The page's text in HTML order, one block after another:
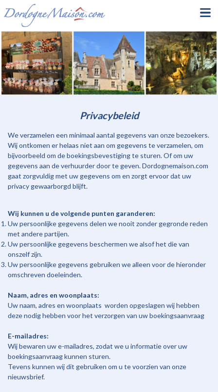
Privacybeleid
We verzamelen een minimaal aantal gegevens van onze bezoekers.
Wij ontkomen er helaas niet aan om gegevens te verzamelen, om
bijvoorbeeld om de boekingsbevestiging te sturen. Of om uw
gegevens aan de verhuurder door te geven. Dordognemaison.com
gaat zorgvuldig met uw gegevens om en zorgt ervoor dat uw
privacy gewaarborgd blijft.
Wij kunnen u de volgende punten garanderen:
Uw persoonlijke gegevens delen we nooit zonder gegronde reden
met andere partijen.
Uw persoonlijke gegevens beschermen we alsof het die van
onszelf zijn.
Uw persoonlijke gegevens gebruiken we alleen voor de hieronder
omschreven doeleinden.
Naam, adres en woonplaats:
Uw naam, adres en woonplaats worden opgeslagen wij hebben
deze nodig hebben voor het verzorgen van uw boekingsaanvraag
E-mailadres:
Wij bewaren uw e-mailadres, zodat we u informatie over uw
boekingsaanvraag kunnen sturen.
Tevens kunnen wij dit gebruiken om u te voorzien van onze
nieuwsbrief.